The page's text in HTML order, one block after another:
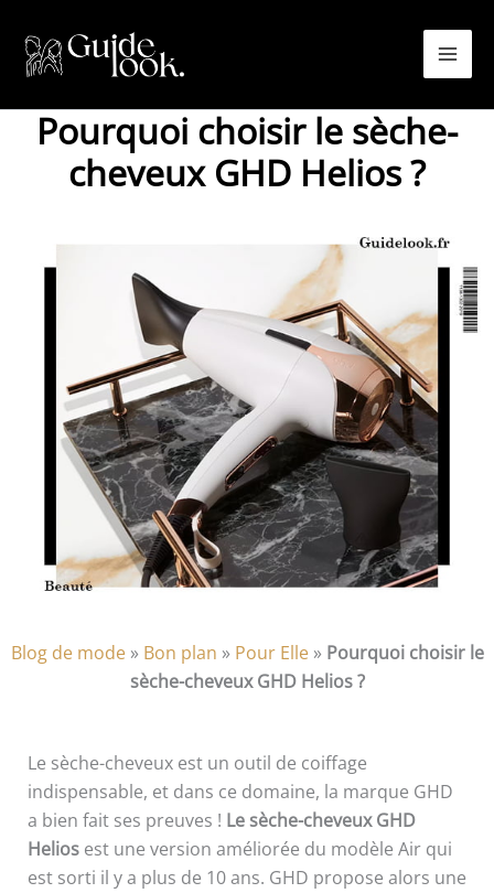
contenu
Pourquoi choisir le sèche-
cheveux GHD Helios ?
Blog de mode» Bon plan » Pour Elle» Pourquoi choisir le
sèche-cheveux GHD Helios ?
Le sèche-cheveux est un outil de coiffage
indispensable, et dans ce domaine, la marque GHD
a bien fait ses preuves ! Le sèche-cheveux GHD
Heliosest une version améliorée du modèle Air qui
est sorti il y a plus de 10 ans. GHD propose alors une